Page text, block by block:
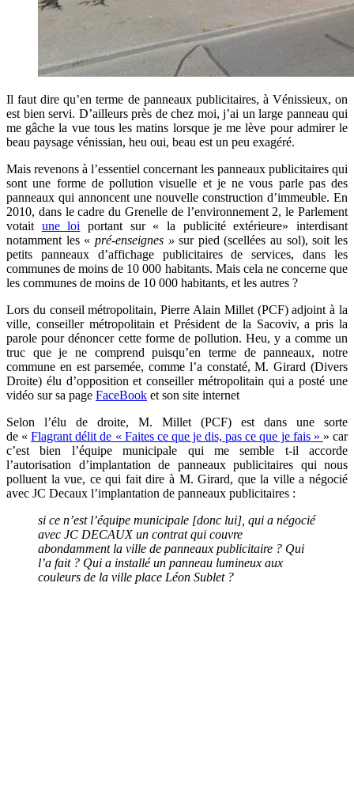
Il faut dire qu’en terme de panneaux publicitaires, à Vénissieux, on
est bien servi. D’ailleurs près de chez moi, j’ai un large panneau qui
me gâche la vue tous les matins lorsque je me lève pour admirer le
beau paysage vénissian, heu oui, beau est un peu exagéré.
Mais revenons à l’essentiel concernant les panneaux publicitaires qui
sont une forme de pollution visuelle et je ne vous parle pas des
panneaux qui annoncent une nouvelle construction d’immeuble. En
2010, dans le cadre du Grenelle de l’environnement 2, le Parlement
votait une loi
portant sur « la publicité extérieure» interdisant
notamment les « pré-enseignes » sur pied (scellées au sol), soit les
petits panneaux d’affichage publicitaires de services, dans les
communes de moins de 10 000 habitants. Mais cela ne concerne que
les communes de moins de 10 000 habitants, et les autres ?
Lors du conseil métropolitain, Pierre Alain Millet (PCF) adjoint à la
ville, conseiller métropolitain et Président de la Sacoviv, a pris la
parole pour dénoncer cette forme de pollution. Heu, y a comme un
truc que je ne comprend puisqu’en terme de panneaux, notre
commune en est parsemée, comme l’a constaté, M. Girard (Divers
Droite) élu d’opposition et conseiller métropolitain qui a posté une
vidéo sur sa page FaceBook et son site internet
Selon l’élu de droite, M. Millet (PCF) est dans une sorte
de « Flagrant délit de « Faites ce que je dis, pas ce que je fais » »car
c’est bien l’équipe municipale qui me semble t-il accorde
l’autorisation d’implantation de panneaux publicitaires qui nous
polluent la vue, ce qui fait dire à M. Girard, que la ville a négocié
avec JC Decaux l’implantation de panneaux publicitaires :
si ce n’est l’équipe municipale [donc lui], qui a négocié
avec JC DECAUX un contrat qui couvre
abondamment la ville de panneaux publicitaire ? Qui
l’a fait ? Qui a installé un panneau lumineux aux
couleurs de la ville place Léon Sublet ?